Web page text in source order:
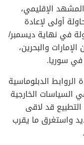
الإقليمي،
أولى لإعادة
في نهاية ديسمبر/
من الإمارات والبحرين،
سوريا.
الدبلوماسية
الخارجية
قد لاقى
واستغرق ما يقرب